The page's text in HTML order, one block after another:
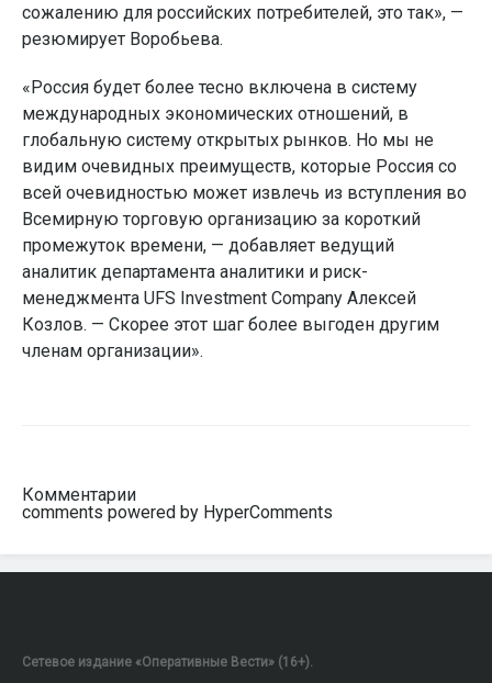
сожалению для российских потребителей, это так», —
резюмирует Воробьева.
«Россия будет более тесно включена в систему
международных экономических отношений, в
глобальную систему открытых рынков. Но мы не
видим очевидных преимуществ, которые Россия со
всей очевидностью может извлечь из вступления во
Всемирную торговую организацию за короткий
промежуток времени, — добавляет ведущий
аналитик департамента аналитики и риск-
менеджмента UFS Investment Company Алексей
Козлов. — Скорее этот шаг более выгоден другим
членам организации».
Комментарии
comments powered by HyperComments
Сетевое издание «Оперативные Вести» (16+).